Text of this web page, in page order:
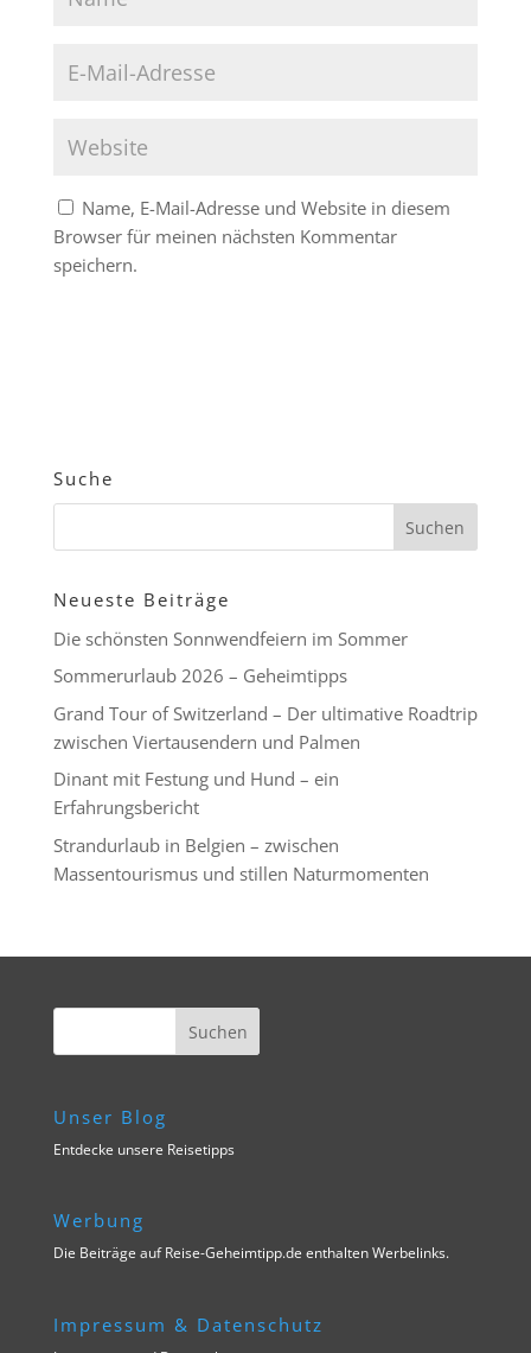
Name, E-Mail-Adresse und Website in diesem
Browser für meinen nächsten Kommentar
speichern.
Suche
Neueste Beiträge
Die schönsten Sonnwendfeiern im Sommer
Sommerurlaub 2026 – Geheimtipps
Grand Tour of Switzerland – Der ultimative Roadtrip
zwischen Viertausendern und Palmen
Dinant mit Festung und Hund – ein
Erfahrungsbericht
Strandurlaub in Belgien – zwischen
Massentourismus und stillen Naturmomenten
Unser Blog
Entdecke unsere Reisetipps
Werbung
Die Beiträge auf Reise-Geheimtipp.de enthalten Werbelinks.
Impressum & Datenschutz